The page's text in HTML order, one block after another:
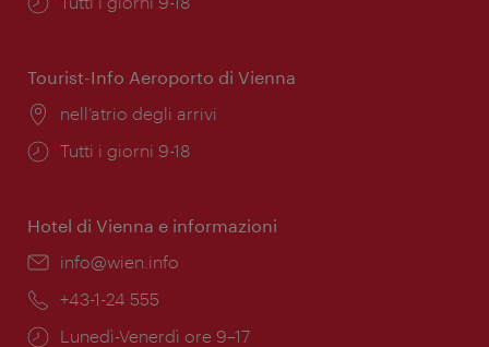
Tourist-Info Aeroporto di Vienna
Posizione:
nell’atrio degli arrivi
Orari
Tutti i giorni 9-18
Hotel di Vienna e informazioni
Email:
info@wien.info
Telefono:
+43-1-24 555
Orari
Lunedì-Venerdì ore 9–17